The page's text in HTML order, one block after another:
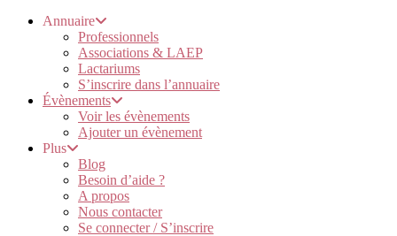
Annuaire
Professionnels
Associations & LAEP
Lactariums
S’inscrire dans l’annuaire
Évènements
Voir les évènements
Ajouter un évènement
Plus
Blog
Besoin d’aide ?
A propos
Nous contacter
Se connecter / S’inscrire